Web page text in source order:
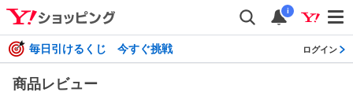
i
毎日引けるくじ 今すぐ挑戦 ログイン
商品レビュー